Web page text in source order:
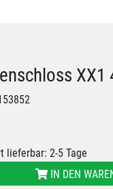
XX1
lieferbar: 2-5 Tage
IN DEN